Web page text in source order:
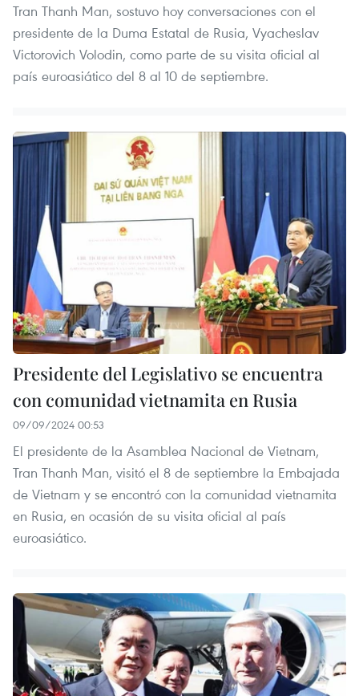
Tran Thanh Man, sostuvo hoy conversaciones con el
presidente de la Duma Estatal de Rusia, Vyacheslav
Victorovich Volodin, como parte de su visita oficial al
país euroasiático del 8 al 10 de septiembre.
Presidente del Legislativo se encuentra
con comunidad vietnamita en Rusia
09/09/2024 00:53
El presidente de la Asamblea Nacional de Vietnam,
Tran Thanh Man, visitó el 8 de septiembre la Embajada
de Vietnam y se encontró con la comunidad vietnamita
en Rusia, en ocasión de su visita oficial al país
euroasiático.